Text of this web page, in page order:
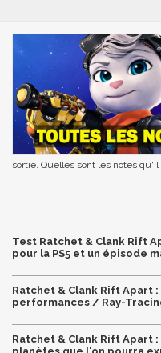
sortie. Quelles sont les notes qu'il
Test Ratchet & Clank Rift
pour la PS5 et un épisode
Ratchet & Clank Rift Apart
performances / Ray-
Ratchet & Clank Rift Apart